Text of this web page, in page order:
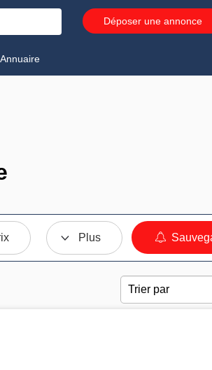
Déposer une annonce
Annuaire
Plus